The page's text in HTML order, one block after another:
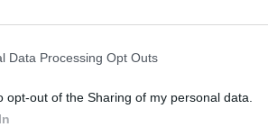
Data Processing Opt Outs
opt-out of the Sharing of my personal data.